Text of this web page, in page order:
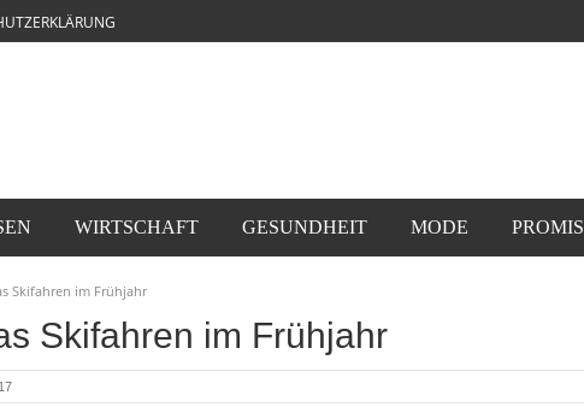
WIRTSCHAFT GESUNDHEIT MODE PROMIS
Skifahren im Frühjahr
Skifahren im Frühjahr